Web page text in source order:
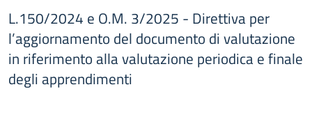
L.150/2024 e O.M. 3/2025 - Direttiva per
l’aggiornamento del documento di valutazione
in riferimento alla valutazione periodica e finale
degli apprendimenti